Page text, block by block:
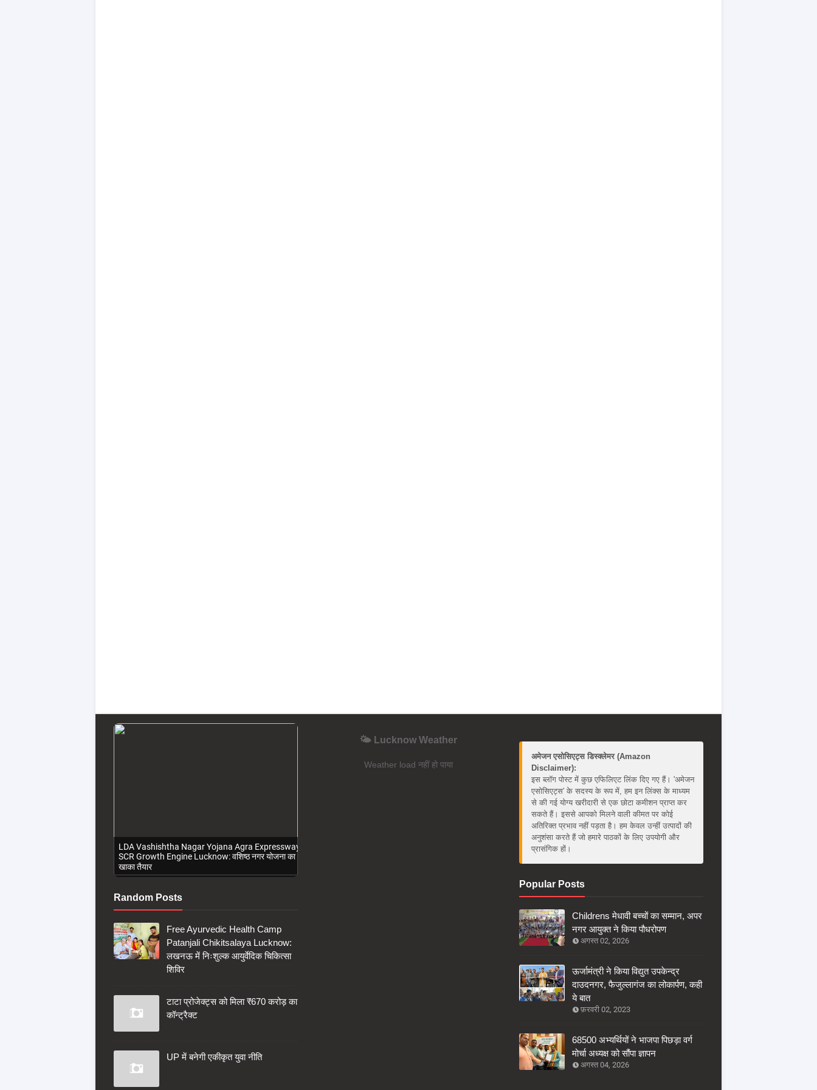
LDA Vashishtha Nagar Yojana Agra Expressway
SCR Growth Engine Lucknow: वशिष्ठ नगर योजना का
खाका तैयार
Random Posts
Free Ayurvedic Health Camp
Patanjali Chikitsalaya Lucknow:
लखनऊ में निःशुल्क आयुर्वेदिक चिकित्सा
शिविर
टाटा प्रोजेक्ट्स को मिला ₹670 करोड़ का
कॉन्ट्रैक्ट
UP में बनेगी एकीकृत युवा नीति
🌤️ Lucknow Weather
Weather load नहीं हो पाया
अमेजन एसोसिएट्स डिस्क्लेमर (Amazon
Disclaimer):
इस ब्लॉग पोस्ट में कुछ एफिलिएट लिंक दिए गए हैं। 'अमेजन
एसोसिएट्स' के सदस्य के रूप में, हम इन लिंक्स के माध्यम
से की गई योग्य खरीदारी से एक छोटा कमीशन प्राप्त कर
सकते हैं। इससे आपको मिलने वाली कीमत पर कोई
अतिरिक्त प्रभाव नहीं पड़ता है। हम केवल उन्हीं उत्पादों की
अनुशंसा करते हैं जो हमारे पाठकों के लिए उपयोगी और
प्रासंगिक हों।
Popular Posts
Childrens मेधावी बच्चों का सम्मान, अपर
नगर आयुक्त ने किया पौधरोपण
अगस्त 02, 2026
ऊर्जामंत्री ने किया विद्युत उपकेन्द्र
दाउदनगर, फैजुल्लागंज का लोकार्पण, कही
ये बात
फ़रवरी 02, 2023
68500 अभ्यर्थियों ने भाजपा पिछड़ा वर्ग
मोर्चा अध्यक्ष को सौंपा ज्ञापन
अगस्त 04, 2026